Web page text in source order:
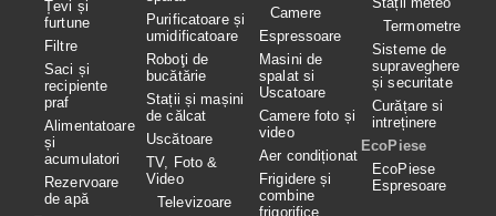
Țevi și
furtune
Filtre
Saci și
recipiente
praf
Alimentatoare
și
acumulatori
Rezervoare
de apă
Purificatoare și
umidificatoare
Roboţi de
bucătărie
Stații și mașini
de călcat
Uscătoare
TV, Foto &
Video
Televizoare
Camere
Espressoare
Masini de
spalat si
Uscatoare
Camere foto și
video
Aer condiționat
Frigidere și
combine
frigorifice
Termometre
Sisteme de
supraveghere
și securitate
Curățare si
intreținere
EcoPiese
EcoPiese
Espresoare